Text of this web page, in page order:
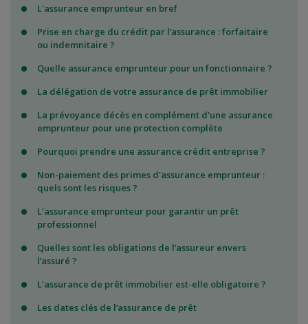
L'assurance emprunteur en bref
Prise en charge du crédit par l’assurance : forfaitaire
ou indemnitaire ?
Quelle assurance emprunteur pour un fonctionnaire ?
La délégation de votre assurance de prêt immobilier
La prévoyance décès en complément d'une assurance
emprunteur pour une protection complète
Pourquoi prendre une assurance crédit entreprise ?
Non-paiement des primes d'assurance emprunteur :
quels sont les risques ?
L'assurance emprunteur pour garantir un prêt
professionnel
Quelles sont les obligations de l’assureur envers
l’assuré ?
L'assurance de prêt immobilier est-elle obligatoire ?
Les dates clés de l’assurance de prêt